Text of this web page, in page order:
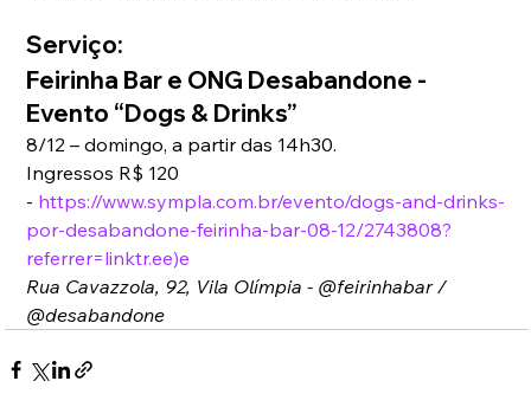
Serviço:
Feirinha Bar e ONG Desabandone -
Evento “Dogs & Drinks”
8/12 – domingo, a partir das 14h30.
Ingressos R$ 120
- https://www.sympla.com.br/evento/dogs-and-drinks-
por-desabandone-feirinha-bar-08-12/2743808?
referrer=linktr.ee)e
Rua Cavazzola, 92, Vila Olímpia - @feirinhabar /
@desabandone